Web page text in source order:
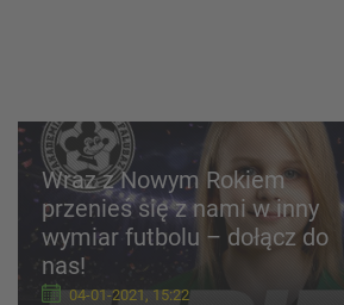
Wraz z Nowym Rokiem
przenieś się z nami w inny
wymiar futbolu – dołącz do
nas!
04-01-2021, 15:22